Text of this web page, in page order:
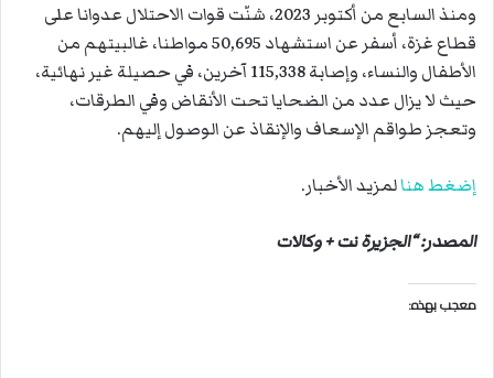
ومنذ السابع من أكتوبر 2023، شنّت قوات الاحتلال عدوانا على
قطاع غزة، أسفر عن استشهاد 50,695 مواطنا، غالبيتهم من
الأطفال والنساء، وإصابة 115,338 آخرين، في حصيلة غير نهائية،
حيث لا يزال عدد من الضحايا تحت الأنقاض وفي الطرقات،
وتعجز طواقم الإسعاف والإنقاذ عن الوصول إليهم.
إضغط هنالمزيد الأخبار.
المصدر: “الجزيرة نت + وكالات
معجب بهذه: